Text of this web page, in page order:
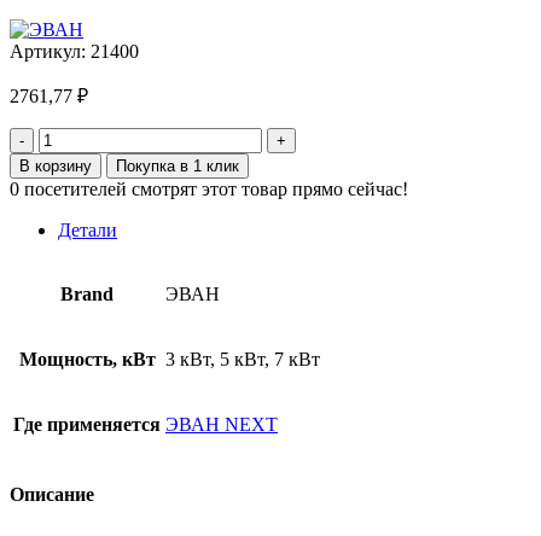
Артикул: 21400
2761,77 ₽
Количество
товара
21400
Корпус
котла
ЭВАН
В корзину Покупка в 1 клик
0 посетителей смотрят этот товар прямо сейчас!
Детали
Brand ЭВАН
Мощность, кВт 3 кВт, 5 кВт, 7 кВт
Где применяется ЭВАН NEXT
Описание